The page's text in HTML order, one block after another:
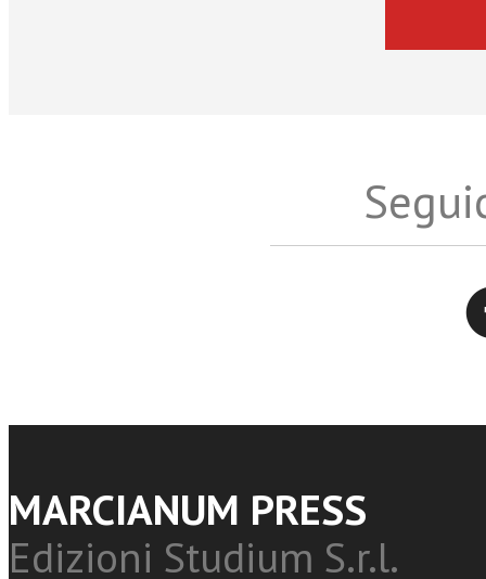
MARCIANUM PRESS
Edizioni Studium S.r.l.